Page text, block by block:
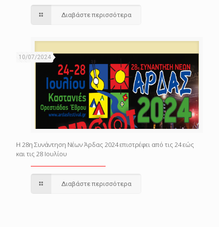
Διαβάστε περισσότερα
10/07/2024
Η 28η Συνάντηση Νέων Άρδας 2024 επιστρέφει από τις 24 εώς
και τις 28 Ιουλίου
Διαβάστε περισσότερα